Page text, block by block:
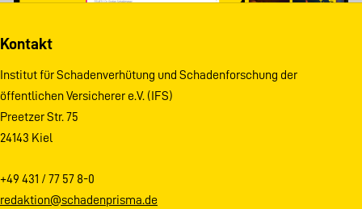
Kontakt
Institut für Schadenverhütung und Schadenforschung der
öffentlichen Versicherer e.V. (IFS)
Preetzer Str. 75
24143 Kiel
+49 431 / 77 57 8-0
redaktion@schadenprisma.de